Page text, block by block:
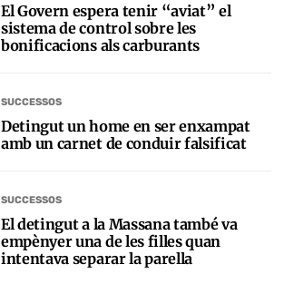
El Govern espera tenir “aviat” el
sistema de control sobre les
bonificacions als carburants
SUCCESSOS
Detingut un home en ser enxampat
amb un carnet de conduir falsificat
SUCCESSOS
El detingut a la Massana també va
empènyer una de les filles quan
intentava separar la parella